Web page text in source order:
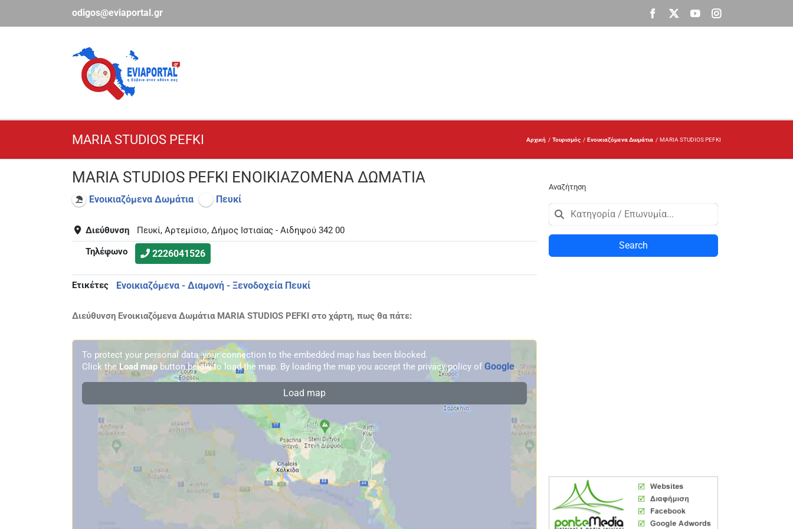
περιεχόμενο
odigos@eviaportal.gr Facebook
X YouTubeInstagram
MARIA STUDIOS PEFKI Αρχική Τουρισμός Ενοικιαζόμενα Δωμάτια MARIA STUDIOS PEFKI
MARIA STUDIOS PEFKI ΕΝΟΙΚΙΑΖΟΜΕΝΑ ΔΩΜΑΤΙΑ
Ενοικιαζόμενα Δωμάτια Πευκί
Διεύθυνση
Πευκί, Αρτεμίσιο, Δήμος Ιστιαίας - Αιδηψού 342 00
Τηλέφωνο
2226041526
Ετικέτες Ενοικιαζόμενα - Διαμονή - Ξενοδοχεία Πευκί
Διεύθυνση Ενοικιαζόμενα Δωμάτια MARIA STUDIOS PEFKI στο χάρτη, πως θα πάτε:
To protect your personal data, your connection to the embedded map has been blocked.
Click the Load mapbutton below to load the map. By loading the map you accept the privacy policy of Google.
Load map
Αναζήτηση
Search